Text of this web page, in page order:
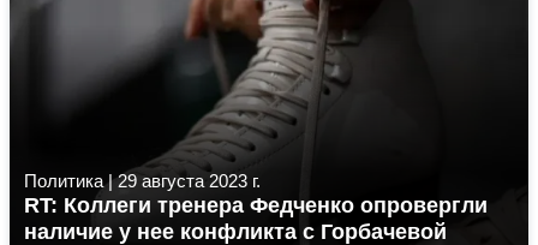
Политика|29 августа 2023 г.
RT: Коллеги тренера Федченко опровергли
наличие у нее конфликта с Горбачевой